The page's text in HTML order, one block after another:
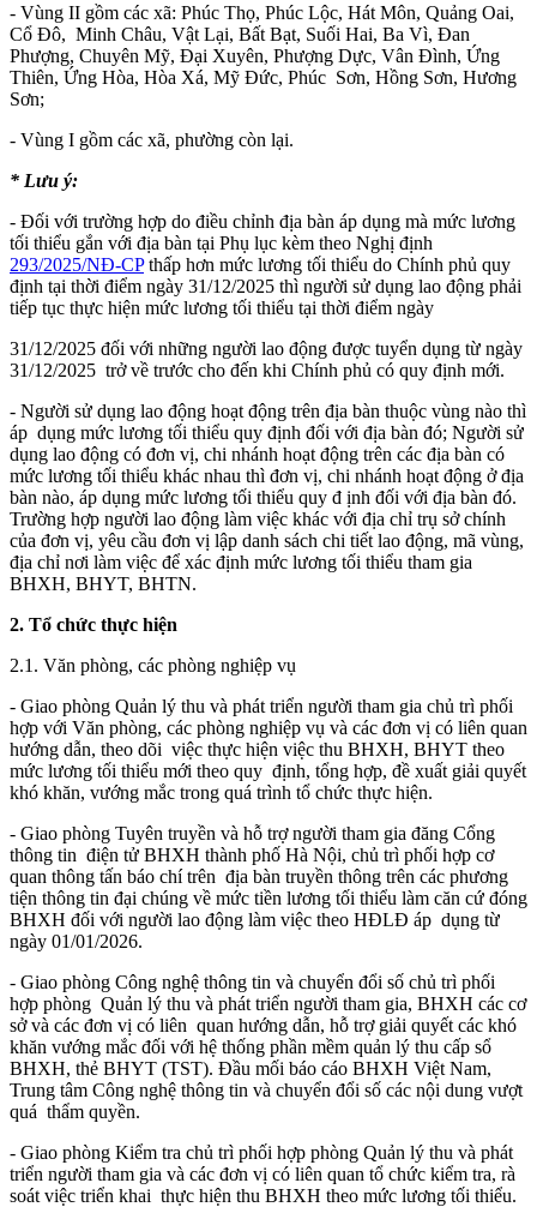
- Vùng II gồm các xã: Phúc Thọ, Phúc Lộc, Hát Môn, Quảng Oai,
Cổ Đô, Minh Châu, Vật Lại, Bất Bạt, Suối Hai, Ba Vì, Đan
Phượng, Chuyên Mỹ, Đại Xuyên, Phượng Dực, Vân Đình, Ứng
Thiên, Ứng Hòa, Hòa Xá, Mỹ Đức, Phúc Sơn, Hồng Sơn, Hương
Sơn;
- Vùng I gồm các xã, phường còn lại.
* Lưu ý:
- Đối với trường hợp do điều chỉnh địa bàn áp dụng mà mức lương
tối thiểu gắn với địa bàn tại Phụ lục kèm theo Nghị định
293/2025/NĐ-CPthấp hơn mức lương tối thiểu do Chính phủ quy
định tại thời điểm ngày 31/12/2025 thì người sử dụng lao động phải
tiếp tục thực hiện mức lương tối thiểu tại thời điểm ngày
31/12/2025 đối với những người lao động được tuyển dụng từ ngày
31/12/2025 trở về trước cho đến khi Chính phủ có quy định mới.
- Người sử dụng lao động hoạt động trên địa bàn thuộc vùng nào thì
áp dụng mức lương tối thiểu quy định đối với địa bàn đó; Người sử
dụng lao động có đơn vị, chi nhánh hoạt động trên các địa bàn có
mức lương tối thiểu khác nhau thì đơn vị, chi nhánh hoạt động ở địa
bàn nào, áp dụng mức lương tối thiểu quy đ ịnh đối với địa bàn đó.
Trường hợp người lao động làm việc khác với địa chỉ trụ sở chính
của đơn vị, yêu cầu đơn vị lập danh sách chi tiết lao động, mã vùng,
địa chỉ nơi làm việc để xác định mức lương tối thiểu tham gia
BHXH, BHYT, BHTN.
2. Tổ chức thực hiện
2.1. Văn phòng, các phòng nghiệp vụ
- Giao phòng Quản lý thu và phát triển người tham gia chủ trì phối
hợp với Văn phòng, các phòng nghiệp vụ và các đơn vị có liên quan
hướng dẫn, theo dõi việc thực hiện việc thu BHXH, BHYT theo
mức lương tối thiểu mới theo quy định, tổng hợp, đề xuất giải quyết
khó khăn, vướng mắc trong quá trình tổ chức thực hiện.
- Giao phòng Tuyên truyền và hỗ trợ người tham gia đăng Cổng
thông tin điện tử BHXH thành phố Hà Nội, chủ trì phối hợp cơ
quan thông tấn báo chí trên địa bàn truyền thông trên các phương
tiện thông tin đại chúng về mức tiền lương tối thiểu làm căn cứ đóng
BHXH đối với người lao động làm việc theo HĐLĐ áp dụng từ
ngày 01/01/2026.
- Giao phòng Công nghệ thông tin và chuyển đổi số chủ trì phối
hợp phòng Quản lý thu và phát triển người tham gia, BHXH các cơ
sở và các đơn vị có liên quan hướng dẫn, hỗ trợ giải quyết các khó
khăn vướng mắc đối với hệ thống phần mềm quản lý thu cấp sổ
BHXH, thẻ BHYT (TST). Đầu mối báo cáo BHXH Việt Nam,
Trung tâm Công nghệ thông tin và chuyển đổi số các nội dung vượt
quá thẩm quyền.
- Giao phòng Kiểm tra chủ trì phối hợp phòng Quản lý thu và phát
triển người tham gia và các đơn vị có liên quan tổ chức kiểm tra, rà
soát việc triển khai thực hiện thu BHXH theo mức lương tối thiểu.